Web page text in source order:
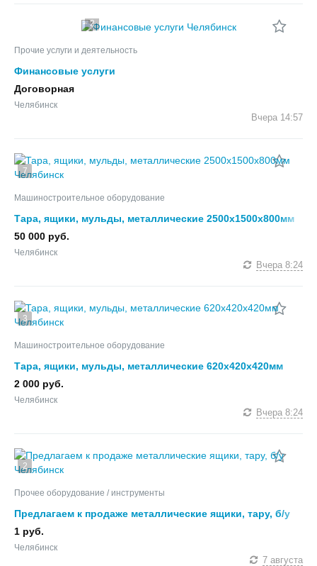
2
Прочие услуги и деятельность
Финансовые услуги
Договорная
Челябинск
Вчера 14:57
7
Машиностроительное оборудование
Тара, ящики, мульды, металлические 2500х1500х800мм
50 000 руб.
Челябинск
Вчера 8:24
3
Машиностроительное оборудование
Тара, ящики, мульды, металлические 620х420х420мм
2 000 руб.
Челябинск
Вчера 8:24
2
Прочее оборудование / инструменты
Предлагаем к продаже металлические ящики, тару, б/у
1 руб.
Челябинск
7 августа